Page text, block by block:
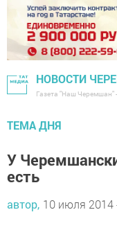
НОВОСТИ
Газета "Наш Черемшан"
ТЕМА ДНЯ
У
есть
автор, 10 июля 2014